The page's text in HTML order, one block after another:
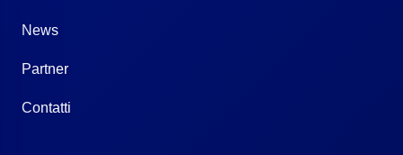
News
Partner
Contatti